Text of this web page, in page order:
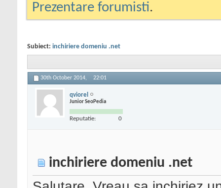
Prezentare forumisti.
Subiect: inchiriere domeniu .net
30th October 2014, 22:01
qviorel
Junior SeoPedia
Reputatie: 0
inchiriere domeniu .net